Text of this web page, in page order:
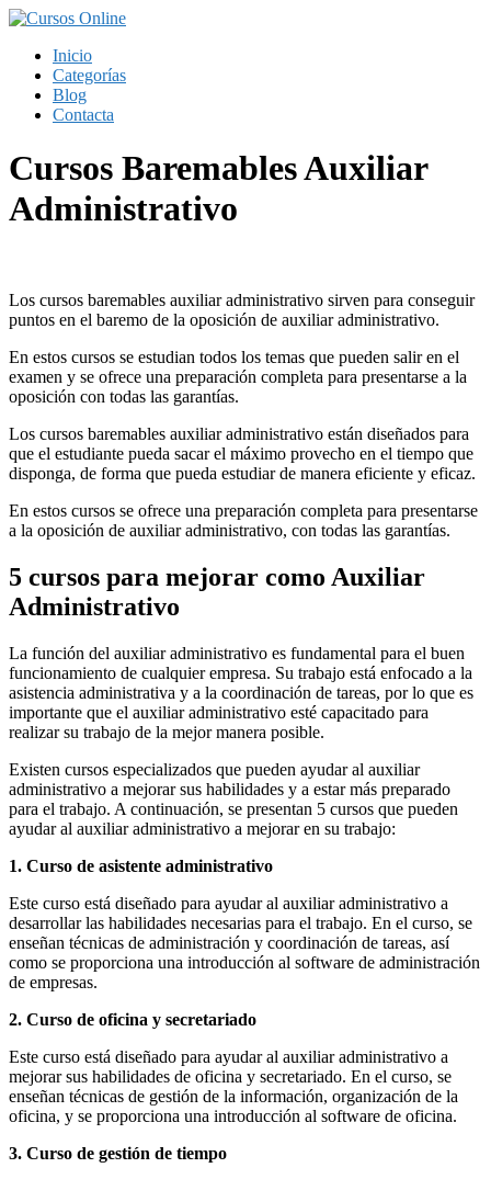
Saltar
contenido
Inicio
Categorías
Blog
Contacta
Cursos Baremables Auxiliar
Administrativo
Los cursos baremables auxiliar administrativo sirven para conseguir
puntos en el baremo de la oposición de auxiliar administrativo.
En estos cursos se estudian todos los temas que pueden salir en el
examen y se ofrece una preparación completa para presentarse a la
oposición con todas las garantías.
Los cursos baremables auxiliar administrativo están diseñados para
que el estudiante pueda sacar el máximo provecho en el tiempo que
disponga, de forma que pueda estudiar de manera eficiente y eficaz.
En estos cursos se ofrece una preparación completa para presentarse
a la oposición de auxiliar administrativo, con todas las garantías.
5 cursos para mejorar como Auxiliar
Administrativo
La función del auxiliar administrativo es fundamental para el buen
funcionamiento de cualquier empresa. Su trabajo está enfocado a la
asistencia administrativa y a la coordinación de tareas, por lo que es
importante que el auxiliar administrativo esté capacitado para
realizar su trabajo de la mejor manera posible.
Existen cursos especializados que pueden ayudar al auxiliar
administrativo a mejorar sus habilidades y a estar más preparado
para el trabajo. A continuación, se presentan 5 cursos que pueden
ayudar al auxiliar administrativo a mejorar en su trabajo:
1. Curso de asistente administrativo
Este curso está diseñado para ayudar al auxiliar administrativo a
desarrollar las habilidades necesarias para el trabajo. En el curso, se
enseñan técnicas de administración y coordinación de tareas, así
como se proporciona una introducción al software de administración
de empresas.
2. Curso de oficina y secretariado
Este curso está diseñado para ayudar al auxiliar administrativo a
mejorar sus habilidades de oficina y secretariado. En el curso, se
enseñan técnicas de gestión de la información, organización de la
oficina, y se proporciona una introducción al software de oficina.
3. Curso de gestión de tiempo